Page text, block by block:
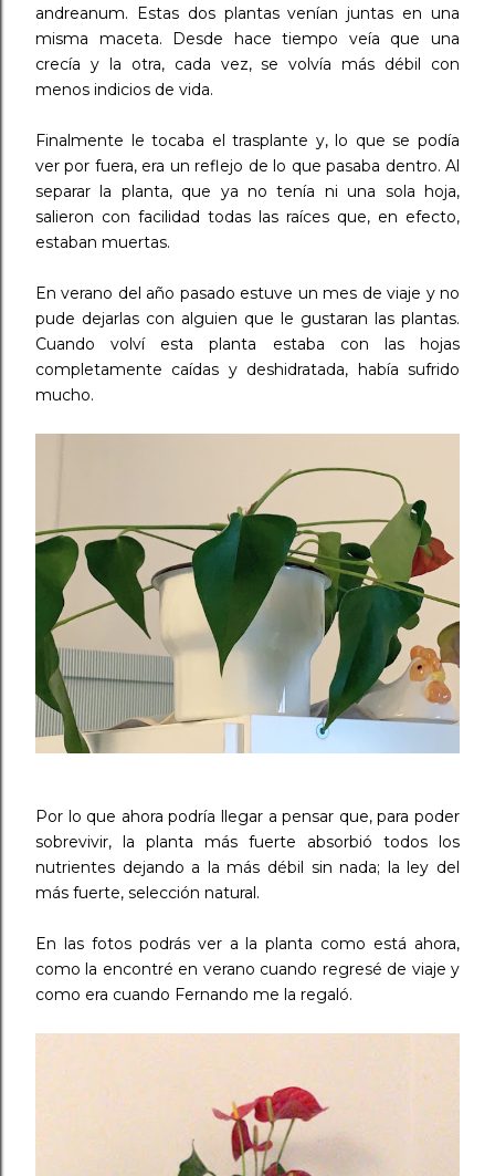
andreanum. Estas dos plantas venían juntas en una
misma maceta. Desde hace tiempo veía que una
crecía y la otra, cada vez, se volvía más débil con
menos indicios de vida.
Finalmente le tocaba el trasplante y, lo que se podía
ver por fuera, era un reflejo de lo que pasaba dentro. Al
separar la planta, que ya no tenía ni una sola hoja,
salieron con facilidad todas las raíces que, en efecto,
estaban muertas.
En verano del año pasado estuve un mes de viaje y no
pude dejarlas con alguien que le gustaran las plantas.
Cuando volví esta planta estaba con las hojas
completamente caídas y deshidratada, había sufrido
mucho.
Por lo que ahora podría llegar a pensar que, para poder
sobrevivir, la planta más fuerte absorbió todos los
nutrientes dejando a la más débil sin nada; la ley del
más fuerte, selección natural.
En las fotos podrás ver a la planta como está ahora,
como la encontré en verano cuando regresé de viaje y
como era cuando Fernando me la regaló.